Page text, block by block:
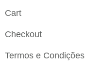
Cart
Checkout
Termos e Condições